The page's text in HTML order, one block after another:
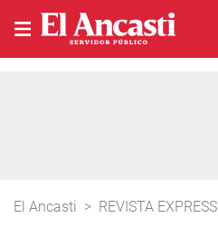
El Ancasti > REVISTA EXPRESS